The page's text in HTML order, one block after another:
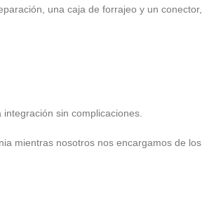
una caja de forrajeo y un conector,
sin complicaciones.
mientras nosotros nos encargamos de los